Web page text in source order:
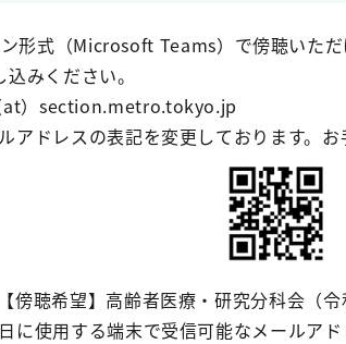
形式（Microsoft Teams）で傍聴いた
みください。
at）section.metro.tokyo.jp
ドレスの表記を変更しております。
傍聴希望】高齢者医療・研究分科会（
に使用する端末で受信可能なメールア